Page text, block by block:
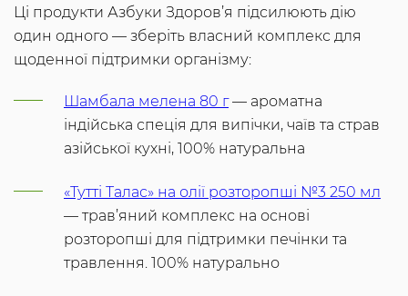
Ці продукти Азбуки Здоров’я підсилюють дію
один одного — зберіть власний комплекс для
щоденної підтримки організму:
Шамбала мелена 80 г— ароматна
індійська спеція для випічки, чаїв та страв
азійської кухні, 100% натуральна
«Тутті Талас» на олії розторопші №3 250 мл
— трав’яний комплекс на основі
розторопші для підтримки печінки та
травлення. 100% натурально